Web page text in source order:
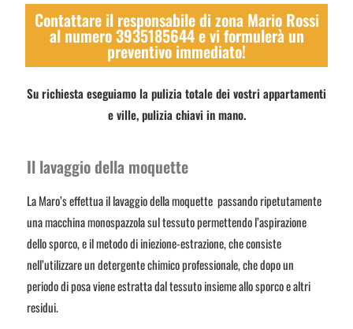
Contattare il responsabile di zona Mario Rossi
al numero 3935185644 e vi formulerà un
preventivo immediato!
Su richiesta eseguiamo la pulizia totale dei vostri appartamenti
e ville, pulizia chiavi in mano.
Il lavaggio della moquette
La Maro’s effettua il lavaggio della moquette passando ripetutamente
una macchina monospazzola sul tessuto permettendo l’aspirazione
dello sporco, e il metodo di iniezione-estrazione, che consiste
nell’utilizzare un detergente chimico professionale, che dopo un
periodo di posa viene estratta dal tessuto insieme allo sporco e altri
residui.